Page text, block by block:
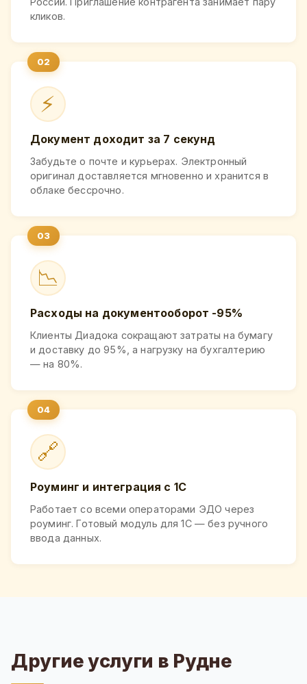
кликов.
⚡
Документ доходит за 7 секунд
Забудьте о почте и курьерах. Электронный
оригинал доставляется мгновенно и хранится в
облаке бессрочно.
📉
Расходы на документооборот -95%
Клиенты Диадока сокращают затраты на бумагу
и доставку до 95%, а нагрузку на бухгалтерию
— на 80%.
🔗
Роуминг и интеграция с 1С
Работает со всеми операторами ЭДО через
роуминг. Готовый модуль для 1С — без ручного
ввода данных.
Другие услуги в Рудне